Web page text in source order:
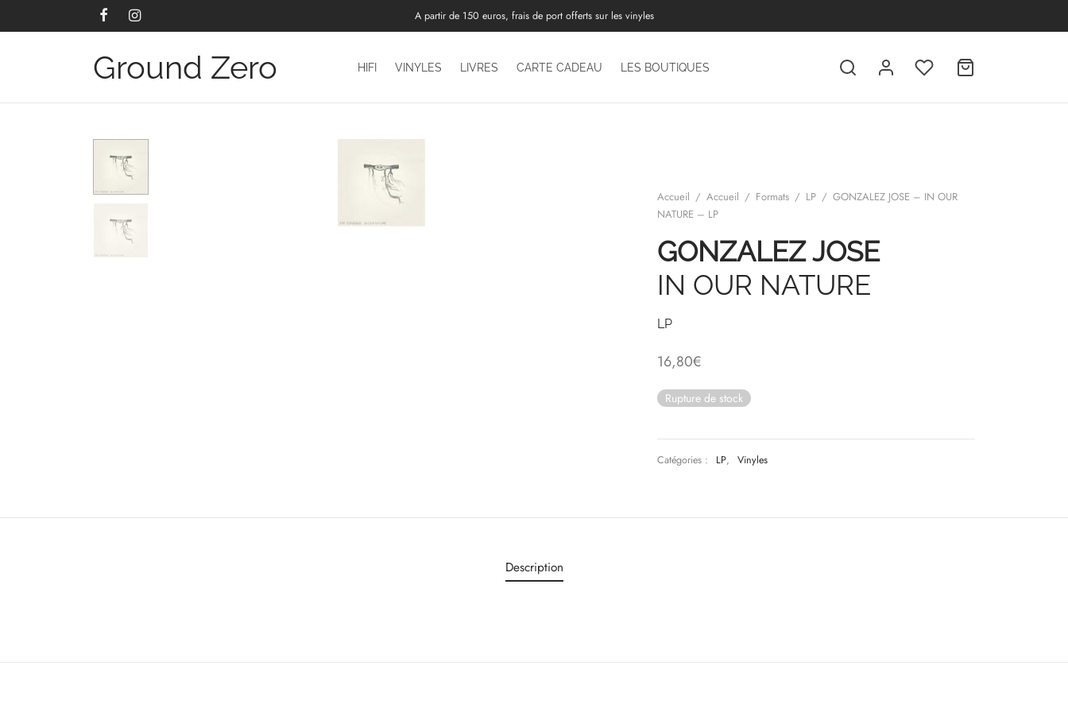
A partir de 150 euros, frais de port offerts sur les vinyles
Ground Zero HIFI VINYLES LIVRES CARTE CADEAU LES BOUTIQUES
Accueil / Accueil / Formats / LP / GONZALEZ JOSE – IN OUR
NATURE – LP
GONZALEZ JOSE
IN OUR NATURE
LP
16,80€
Rupture de stock
Catégories : LP, Vinyles
Description